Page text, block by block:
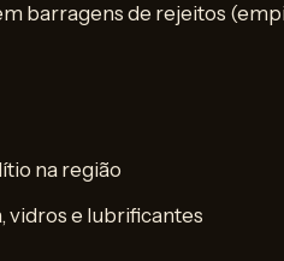
barragens de rejeitos
na região
vidros e lubrificantes